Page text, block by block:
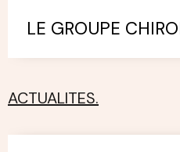
LE GROUPE
ACTUALITES.